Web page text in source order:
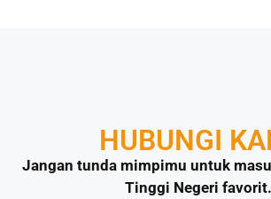
HUBUNGI
Jangan tunda mimpimu untuk
Tinggi Negeri favorit.